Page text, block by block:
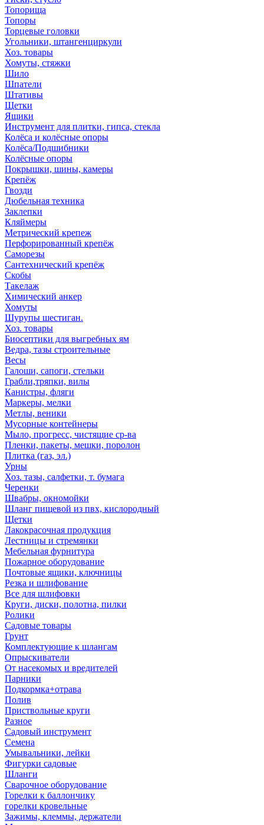
Топорища
Топоры
Торцевые головки
Угольники, штангенциркули
Хоз. товары
Хомуты, стяжки
Шило
Шпатели
Штативы
Щетки
Ящики
Инструмент для плитки, гипса, стекла
Колёса и колёсные опоры
Колёса/Подшибники
Колёсные опоры
Покрышки, шины, камеры
Крепёж
Гвозди
Дюбельная техника
Заклепки
Кляймеры
Метрический крепеж
Перфорированный крепёж
Саморезы
Сантехнический крепёж
Скобы
Такелаж
Химический анкер
Хомуты
Шурупы шестиган.
Хоз. товары
Биосептики для выгребных ям
Ведра, тазы строительные
Весы
Галоши, сапоги, стельки
Грабли,тряпки, вилы
Канистры, фляги
Маркеры, мелки
Метлы, веники
Мусорные контейнеры
Мыло, прогресс, чистящие ср-ва
Пленки, пакеты, мешки, поролон
Плитка (газ, эл.)
Урны
Хоз. тазы, салфетки, т. бумага
Черенки
Швабры, окномойки
Шланг пищевой из пвх, кислородный
Щетки
Лакокрасочная продукция
Лестницы и стремянки
Мебельная фурнитура
Пожарное оборудование
Почтовые ящики, ключницы
Резка и шлифование
Все для шлифовки
Круги, диски, полотна, пилки
Ролики
Садовые товары
Грунт
Комплектующие к шлангам
Опрыскиватели
От насекомых и вредителей
Парники
Подкормка+отрава
Полив
Приствольные круги
Разное
Садовый инструмент
Семена
Умывальники, лейки
Фигурки садовые
Шланги
Сварочное оборудование
Горелки к баллончику
горелки кровельные
Зажимы, клеммы, держатели